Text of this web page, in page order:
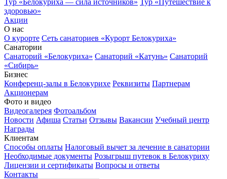
Тур «Белокуриха — сила источников» Тур «Путешествие к
здоровью»
Акции
О нас
О курорте Сеть санаториев «Курорт Белокуриха»
Санатории
Санаторий «Белокуриха» Санаторий «Катунь» Санаторий
«Сибирь»
Бизнес
Конференц-залы в Белокурихе Реквизиты Партнерам
Акционерам
Фото и видео
Видеогалерея Фотоальбом
Новости Афиша Статьи Отзывы Вакансии Учебный центр
Награды
Клиентам
Способы оплаты Налоговый вычет за лечение в санатории
Необходимые документы Розыгрыш путевок в Белокуриху
Лицензии и сертификаты Вопросы и ответы
Контакты